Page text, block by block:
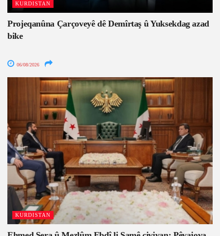
KURDISTAN
Projeqanûna Çarçoveyê dê Demîrtaş û Yuksekdag azad
bike
06/08/2026
KURDISTAN